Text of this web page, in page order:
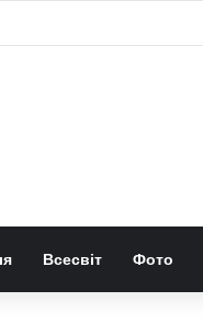
Всесвіт Фото